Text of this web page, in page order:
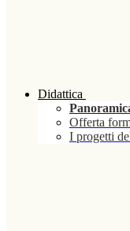
Didattica
Offerta
I progetti